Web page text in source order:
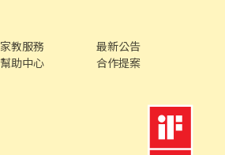
家教服務
最新公告
幫助中心 合作提案